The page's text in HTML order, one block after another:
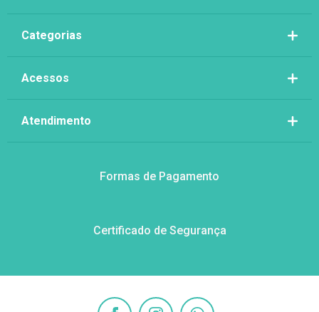
Categorias
Acessos
Atendimento
Formas de Pagamento
Certificado de Segurança